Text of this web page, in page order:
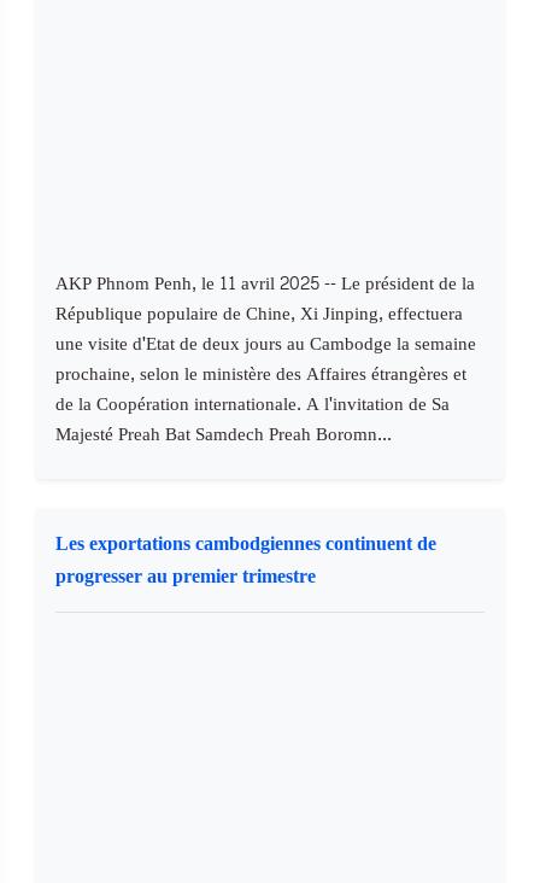
AKP Phnom Penh, le 11 avril 2025 -- Le président de la
République populaire de Chine, Xi Jinping, effectuera
une visite d'Etat de deux jours au Cambodge la semaine
prochaine, selon le ministère des Affaires étrangères et
de la Coopération internationale. A l'invitation de Sa
Majesté Preah Bat Samdech Preah Boromn...
Les exportations cambodgiennes continuent de
progresser au premier trimestre